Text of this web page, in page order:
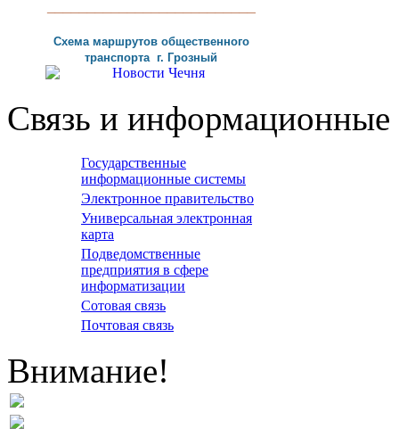
Схема маршрутов общественного
транспорта г. Грозный
Связь и информационные
Государственные
информационные системы
Электронное правительство
Универсальная электронная
карта
Подведомственные
предприятия в сфере
информатизации
Сотовая связь
Почтовая связь
Внимание!